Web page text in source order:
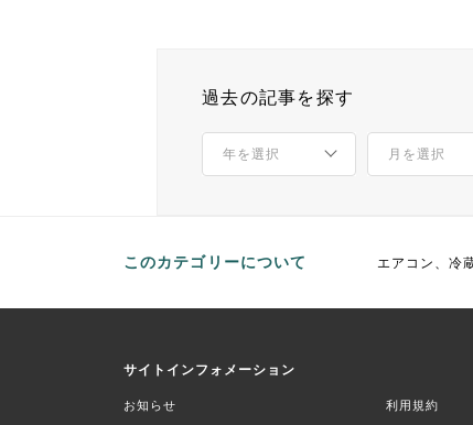
過去の記事を探す
このカテゴリーについて エアコン、冷
サイトインフォメーション
お知らせ 利用規約